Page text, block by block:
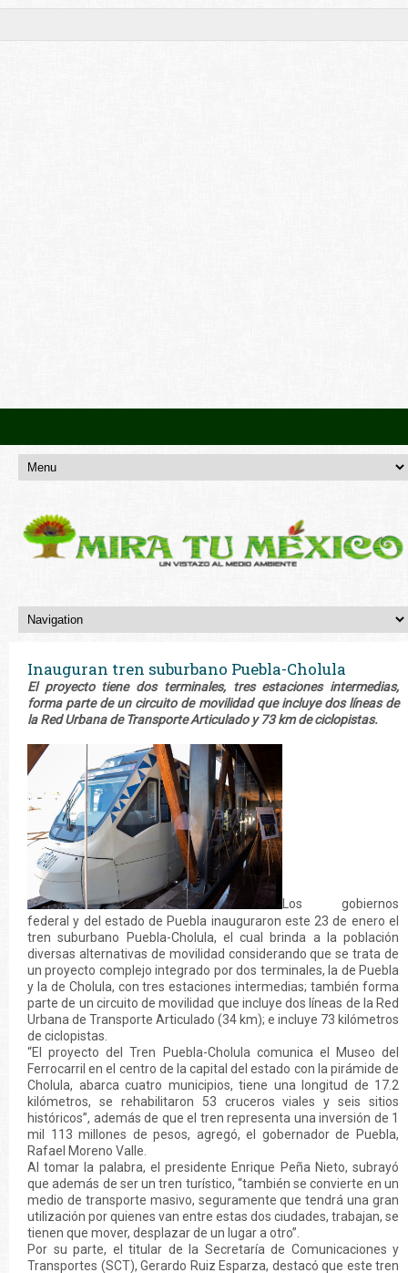
Inauguran tren suburbano Puebla-Cholula
El proyecto tiene dos terminales, tres estaciones intermedias,
forma parte de un circuito de movilidad que incluye dos líneas de
la Red Urbana de Transporte Articulado y 73 km de ciclopistas.
Los gobiernos
federal y del estado de Puebla inauguraron este 23 de enero el
tren suburbano Puebla-Cholula, el cual brinda a la población
diversas alternativas de movilidad considerando que se trata de
un proyecto complejo integrado por dos terminales, la de Puebla
y la de Cholula, con tres estaciones intermedias; también forma
parte de un circuito de movilidad que incluye dos líneas de la Red
Urbana de Transporte Articulado (34 km); e incluye 73 kilómetros
de ciclopistas.
“El proyecto del Tren Puebla-Cholula comunica el Museo del
Ferrocarril en el centro de la capital del estado con la pirámide de
Cholula, abarca cuatro municipios, tiene una longitud de 17.2
kilómetros, se rehabilitaron 53 cruceros viales y seis sitios
históricos”, además de que el tren representa una inversión de 1
mil 113 millones de pesos, agregó, el gobernador de Puebla,
Rafael Moreno Valle.
Al tomar la palabra, el presidente Enrique Peña Nieto, subrayó
que además de ser un tren turístico, “también se convierte en un
medio de transporte masivo, seguramente que tendrá una gran
utilización por quienes van entre estas dos ciudades, trabajan, se
tienen que mover, desplazar de un lugar a otro”.
Por su parte, el titular de la Secretaría de Comunicaciones y
Transportes (SCT), Gerardo Ruiz Esparza, destacó que este tren